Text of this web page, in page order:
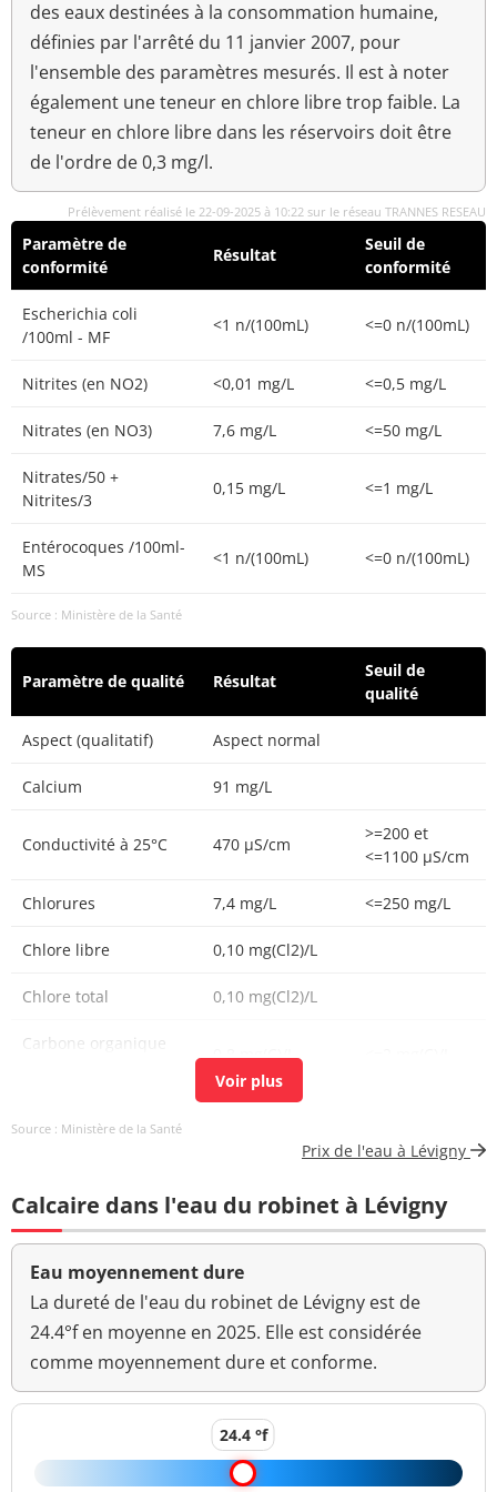
des eaux destinées à la consommation humaine,
définies par l'arrêté du 11 janvier 2007, pour
l'ensemble des paramètres mesurés. Il est à noter
également une teneur en chlore libre trop faible. La
teneur en chlore libre dans les réservoirs doit être
de l'ordre de 0,3 mg/l.
Prélèvement réalisé le 22-09-2025 à 10:22 sur le réseau TRANNES RESEAU
Paramètre de
conformité
Résultat
Seuil de
conformité
Escherichia coli
/100ml - MF
<1 n/(100mL) <=0 n/(100mL)
Nitrites (en NO2) <0,01 mg/L <=0,5 mg/L
Nitrates (en NO3) 7,6 mg/L <=50 mg/L
Nitrates/50 +
Nitrites/3
0,15 mg/L <=1 mg/L
Entérocoques /100ml-
MS
<1 n/(100mL) <=0 n/(100mL)
Source : Ministère de la Santé
Paramètre de qualité Résultat
Seuil de
qualité
Aspect (qualitatif) Aspect normal
Calcium 91 mg/L
Conductivité à 25°C 470 µS/cm
>=200 et
<=1100 µS/cm
Chlorures 7,4 mg/L <=250 mg/L
Chlore libre 0,10 mg(Cl2)/L
Chlore total 0,10 mg(Cl2)/L
Carbone organique
0,8 mg(C)/L
Bact. aér. revivifiables
<1 n/mL
Bact. aér. revivifiables
à 36°-44h
2 n/mL
Magnésium 4,2 mg(Mg)/L
<0,05 mg/L
Odeur (qualitatif)
Aucun
changement
Source : Ministère de la Santé
Prix de l'eau à Lévigny
Calcaire dans l'eau du robinet à Lévigny
Eau moyennement dure
La dureté de l'eau du robinet de Lévigny est de
24.4°f en moyenne en 2025. Elle est considérée
comme moyennement dure et conforme.
24.4 °f